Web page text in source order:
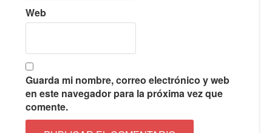
Web
Guarda mi nombre, correo electrónico y web
en este navegador para la próxima vez que
comente.